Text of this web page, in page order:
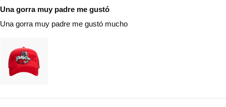
Una gorra muy padre me gustó
Una gorra muy padre me gustó mucho